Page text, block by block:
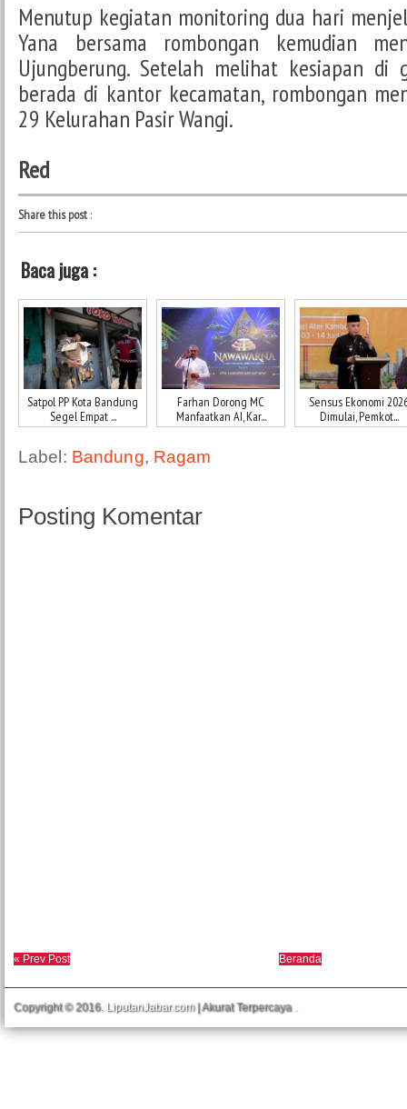
Menutup kegiatan monitoring dua hari
Yana bersama rombongan kemudian
Ujungberung. Setelah melihat kesiapan di
berada di kantor kecamatan, rombongan
29 Kelurahan Pasir Wangi.
Red
Share this post:
Baca juga :
Satpol PP Kota Bandung
Segel Empat ...
Farhan Dorong MC
Manfaatkan AI, Kar...
Sensus Ekonomi
Dimulai, Pemkot...
Label: Bandung, Ragam
Posting Komentar
« Prev Post Beranda
Copyright © 2016. LiputanJabar.com| Akurat Terpercaya